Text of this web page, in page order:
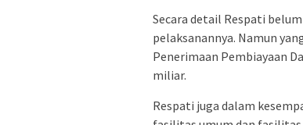
Secara detail Respati
pelaksanannya. Namun
Penerimaan Pembiayaan
miliar.
Respati juga dalam